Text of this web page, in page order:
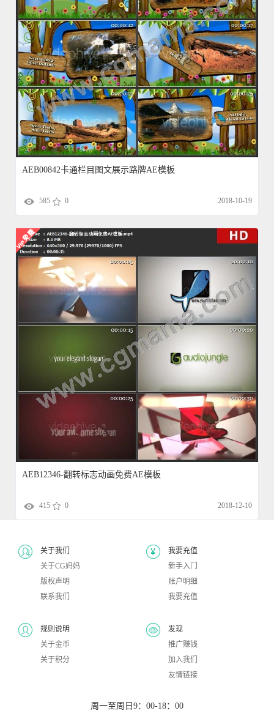
AEB00842卡通栏目图文展示路牌AE模板
585 0 2018-10-19
AEB12346-翻转标志动画免费AE模板
415 0 2018-12-10
关于我们
关于CG妈妈
版权声明
联系我们
我要充值
新手入门
账户明细
我要充值
规则说明
关于金币
关于积分
发现
推广赚钱
加入我们
友情链接
周一至周日9：00-18：00